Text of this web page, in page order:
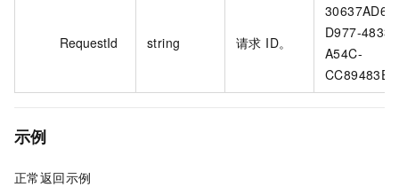
RequestId string 请求 ID。
30637AD6-
D977-4833-
A54C-
示例
正常返回示例